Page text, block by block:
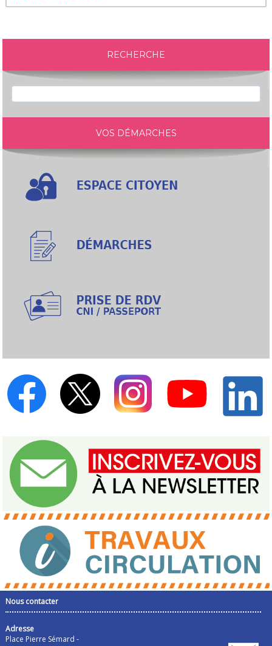
RECHERCHE
VOS DÉMARCHES
Nous contacter
Adresse
Place Pierre Sémard -